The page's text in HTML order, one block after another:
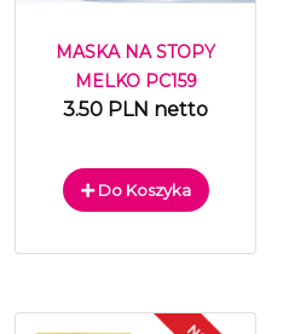
MASKA NA STOPY
MELKO PC159
3.50 PLN netto
Do Koszyka